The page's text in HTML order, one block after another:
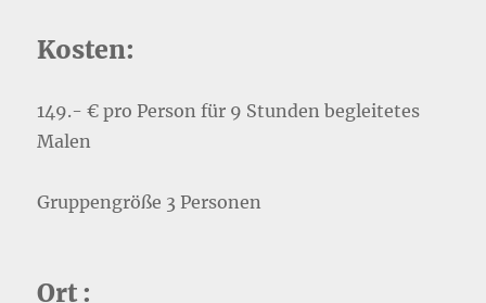
Kosten:
149.- € pro Person für 9 Stunden begleitetes
Malen
Gruppengröße 3 Personen
Ort :